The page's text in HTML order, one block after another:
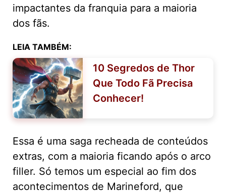
impactantes da franquia para a maioria
dos fãs.
LEIA TAMBÉM:
10 Segredos de Thor
Que Todo Fã Precisa
Conhecer!
Essa é uma saga recheada de conteúdos
extras, com a maioria ficando após o arco
filler. Só temos um especial ao fim dos
acontecimentos de Marineford, que